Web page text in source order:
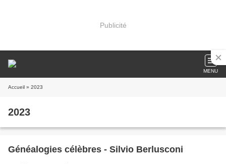
Publicité
MENU
Accueil » 2023
2023
Généalogies célèbres - Silvio Berlusconi